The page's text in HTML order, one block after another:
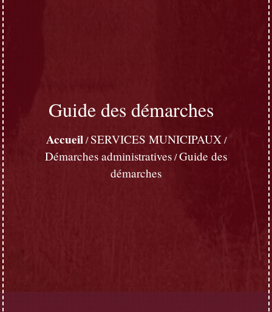
Guide des démarches
Accueil/SERVICES MUNICIPAUX/
Démarches administratives/Guide des
démarches